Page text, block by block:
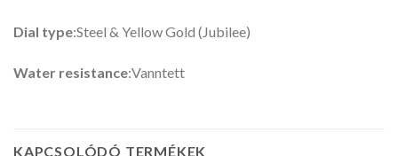
Dial type:Steel & Yellow Gold (Jubilee)
Water resistance:Vanntett
KAPCSOLÓDÓ TERMÉKEK